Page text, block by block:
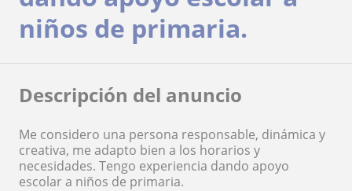
niños de primaria.
Descripción del anuncio
Me considero una persona responsable, dinámica y
creativa, me adapto bien a los horarios y
necesidades. Tengo experiencia dando apoyo
escolar a niños de primaria.